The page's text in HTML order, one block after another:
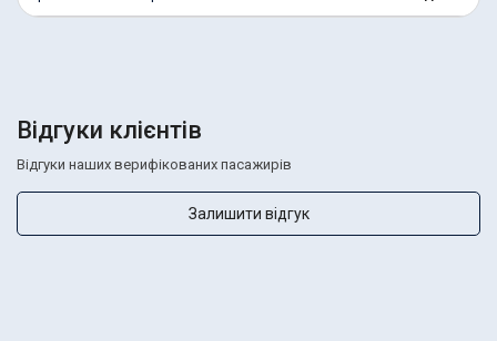
Відгуки клієнтів
Відгуки наших верифікованих пасажирів
Залишити відгук